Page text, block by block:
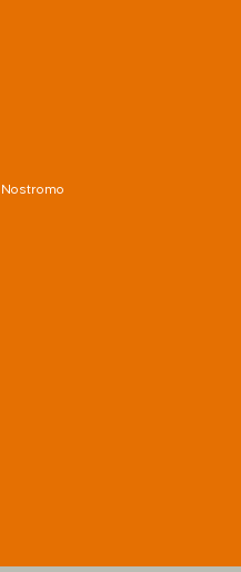
Nostromo